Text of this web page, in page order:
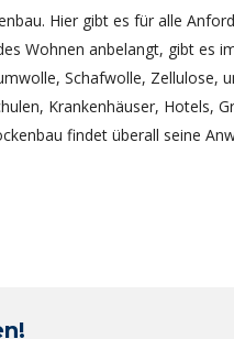
Hier gibt es für alle
Wohnen anbelangt, gibt es
Schafwolle, Zellulose,
Krankenhäuser, Hotels,
findet überall seine